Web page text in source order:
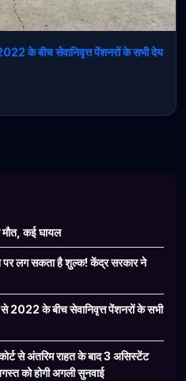
के बीच सेवानिवृत्त पेंशनरों के सभी देय
मौत, कई घायल
लग सकता है शुल्क! केंद्र सरकार ने
के बीच सेवानिवृत्त पेंशनरों के सभी
से अंतरिम राहत के बाद 3 असिस्टेंट
को होगी अगली सुनवाई